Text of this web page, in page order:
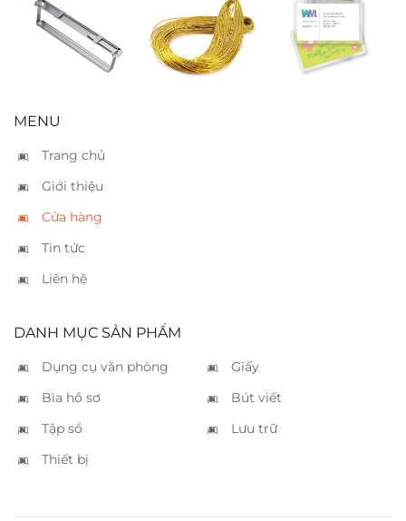
Kẹp acco sắt
Dây kim tuyến
vàng
Bìa nhựa ép 67
x 97
MENU
Trang chủ
Giới thiệu
Cửa hàng
Tin tức
Liên hệ
DANH MỤC SẢN PHẨM
Dụng cụ văn phòng
Giấy
Bìa hồ sơ
Bút viết
Tập sổ
Lưu trữ
Thiết bị